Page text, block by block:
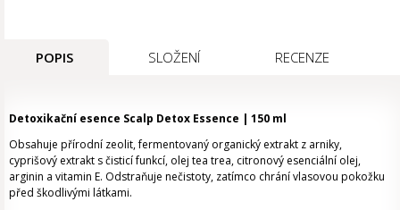
POPIS SLOŽENÍ RECENZE
Detoxikační esence Scalp Detox Essence | 150 ml
Obsahuje přírodní zeolit, fermentovaný organický extrakt z arniky,
cyprišový extrakt s čisticí funkcí, olej tea trea, citronový esenciální olej,
arginin a vitamin E. Odstraňuje nečistoty, zatímco chrání vlasovou pokožku
před škodlivými látkami.